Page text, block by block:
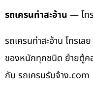
รถเครนท่าสะอ้าน — โท
รถเครนท่าสะอ้าน โทรเ
ของหนักทุกชนิด ย้ายตู้ค
กับ รถเครนรับจ้าง.com